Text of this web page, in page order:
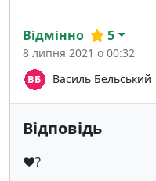
Василь Бельський
Відмінно 5
8 липня 2021 о 00:32
Відповідь
❤️?